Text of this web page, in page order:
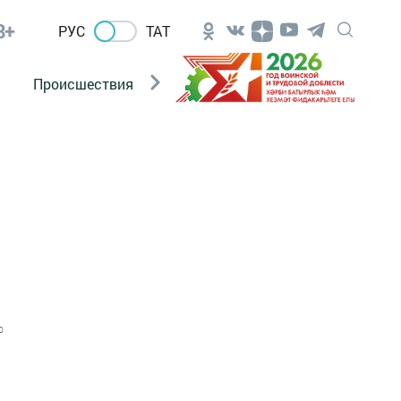
РУС ТАТ
Происшествия Новости Госавтоинспекции